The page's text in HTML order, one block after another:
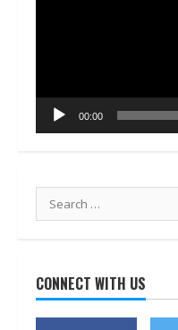
00:00
Search
for:
CONNECT WITH US